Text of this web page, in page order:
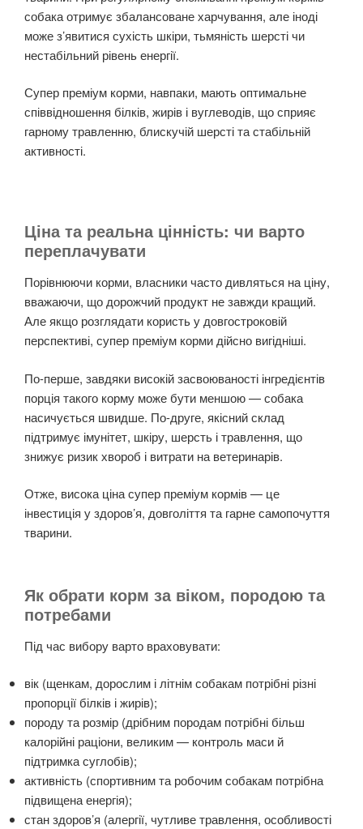
собака отримує збалансоване харчування, але іноді
може з’явитися сухість шкіри, тьмяність шерсті чи
нестабільний рівень енергії.
Супер преміум корми, навпаки, мають оптимальне
співвідношення білків, жирів і вуглеводів, що сприяє
гарному травленню, блискучій шерсті та стабільній
активності.
Ціна та реальна цінність: чи варто
переплачувати
Порівнюючи корми, власники часто дивляться на ціну,
вважаючи, що дорожчий продукт не завжди кращий.
Але якщо розглядати користь у довгостроковій
перспективі, супер преміум корми дійсно вигідніші.
По-перше, завдяки високій засвоюваності інгредієнтів
порція такого корму може бути меншою — собака
насичується швидше. По-друге, якісний склад
підтримує імунітет, шкіру, шерсть і травлення, що
знижує ризик хвороб і витрати на ветеринарів.
Отже, висока ціна супер преміум кормів — це
інвестиція у здоров’я, довголіття та гарне самопочуття
тварини.
Як обрати корм за віком, породою та
потребами
Під час вибору варто враховувати:
вік (щенкам, дорослим і літнім собакам потрібні різні
пропорції білків і жирів);
породу та розмір (дрібним породам потрібні більш
калорійні раціони, великим — контроль маси й
підтримка суглобів);
активність (спортивним та робочим собакам потрібна
підвищена енергія);
стан здоров’я (алергії, чутливе травлення, особливості